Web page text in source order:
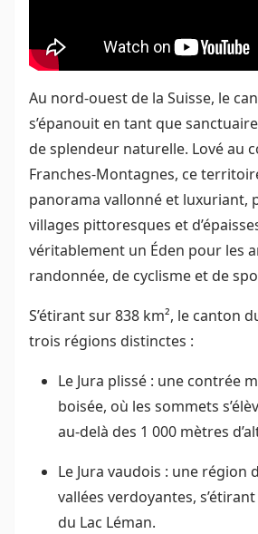
Au nord-ouest de la Suisse, le
s’épanouit en tant que
de splendeur naturelle. Lové au
Franches-Montagnes, ce
panorama vallonné et luxuriant,
villages pittoresques et
véritablement un Éden pour les
randonnée, de cyclisme et de
S’étirant sur 838 km², le canton
trois régions distinctes :
Le Jura plissé : une contrée
boisée, où les sommets
au-delà des 1 000 mètres
Le Jura vaudois : une région
vallées verdoyantes,
du Lac Léman.